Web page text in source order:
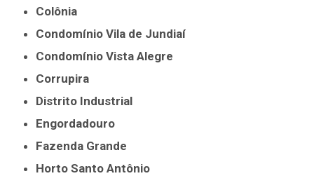
Colônia
Condomínio Vila de Jundiaí
Condomínio Vista Alegre
Corrupira
Distrito Industrial
Engordadouro
Fazenda Grande
Horto Santo Antônio